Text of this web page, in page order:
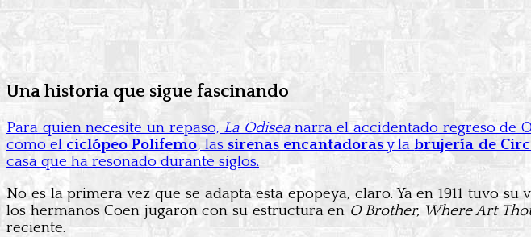
Una historia que sigue fascinando
Para quien necesite un repaso, La Odiseanarra el accidentado regreso de
como el ciclópeo Polifemo, las sirenas encantadorasy labrujería de
casa que ha resonado durante siglos.
No es la primera vez que se adapta esta epopeya, claro. Ya en 1911 tuvo su
los hermanos Coen jugaron con su estructura en O Brother, Where Art
reciente.